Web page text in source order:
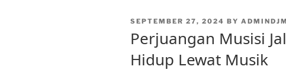
POSTED
SEPTEMBER 27, 2024 BY ADMINDJM
Perjuangan Musisi
Hidup Lewat Musik